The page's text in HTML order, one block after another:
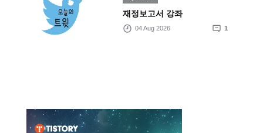
재정보고서 강좌
04 Aug 2026 1